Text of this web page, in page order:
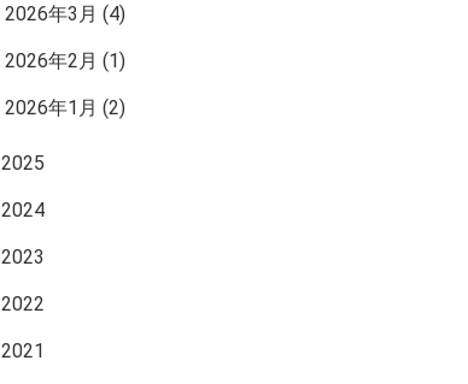
2026年3月 (4)
2026年2月 (1)
2026年1月 (2)
2025
2024
2023
2022
2021